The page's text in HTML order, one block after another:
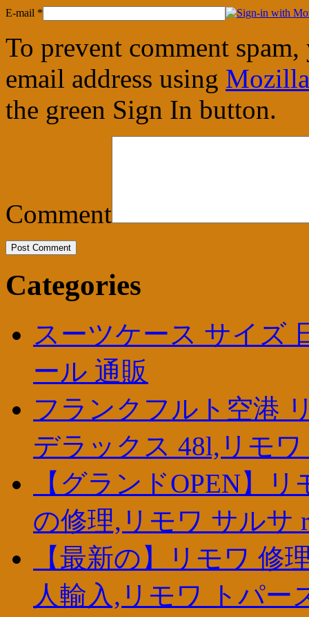
E-mail *
To prevent comment
email address using
the green Sign In button.
Comment
Categories
スーツケース サイズ
ール 通販
フランクフルト空港
デラックス 48l,リモ
【グランドOPEN】
の修理,リモワ サルサ
【最新の】リモワ 修
人輸入,リモワ トパー